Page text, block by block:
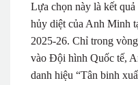
Lựa chọn này là kết
hủy diệt của Anh Minh
2025-26. Chỉ trong
vào Đội hình Quốc tế,
danh hiệu “Tân binh